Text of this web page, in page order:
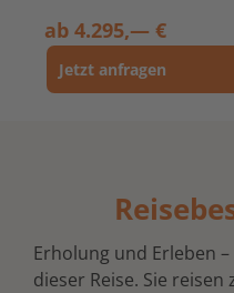
ab 4.295,— €
Jetzt anfragen
Erholung und Erleben
dieser Reise. Sie